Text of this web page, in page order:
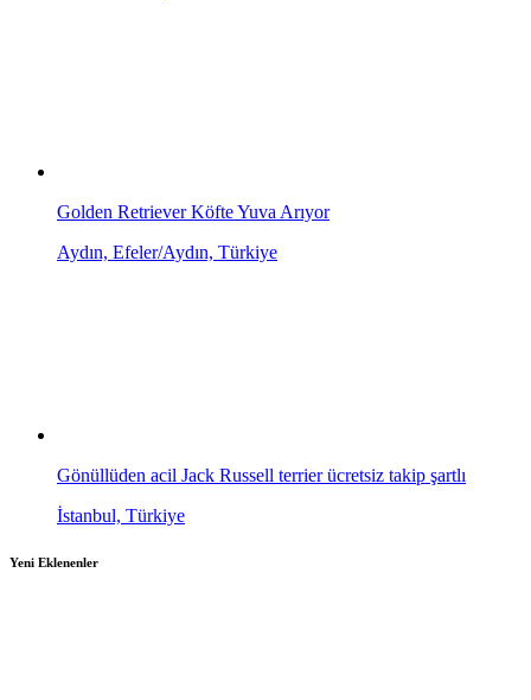
Golden Retriever Köfte Yuva Arıyor
Aydın, Efeler/Aydın, Türkiye
Gönüllüden acil Jack Russell terrier ücretsiz takip şartlı
İstanbul, Türkiye
Yeni Eklenenler